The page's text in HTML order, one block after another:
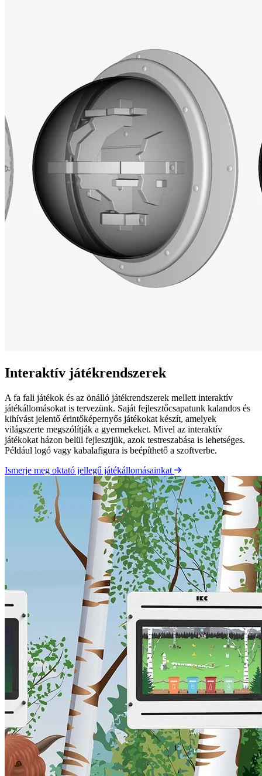
Interaktív játékrendszerek
A fa fali játékok és az önálló játékrendszerek mellett interaktív
játékállomásokat is tervezünk. Saját fejlesztőcsapatunk kalandos és
kihívást jelentő érintőképernyős játékokat készít, amelyek
világszerte megszólítják a gyermekeket. Mivel az interaktív
játékokat házon belül fejlesztjük, azok testreszabása is lehetséges.
Például logó vagy kabalafigura is beépíthető a szoftverbe.
Ismerje meg oktató jellegű játékállomásainkat